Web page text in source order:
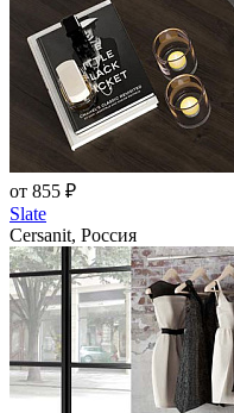
от 855 ₽
Slate
Cersanit, Россия